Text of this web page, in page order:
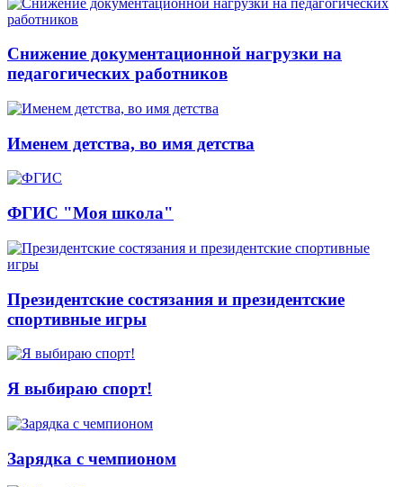
Снижение документационной нагрузки на
педагогических работников
Именем детства, во имя детства
ФГИС "Моя школа"
Президентские состязания и президентские
спортивные игры
Я выбираю спорт!
Зарядка с чемпионом